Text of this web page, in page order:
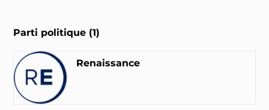
Parti politique (1)
Renaissance